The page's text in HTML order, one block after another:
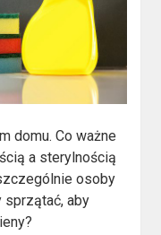
domu. Co ważne
a sterylnością
osoby
sprzątać, aby